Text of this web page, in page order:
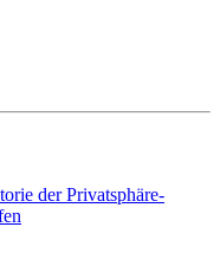
der Privatsphäre-